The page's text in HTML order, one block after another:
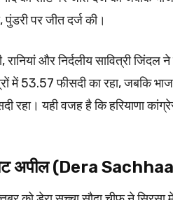
पुंडरी पर जीत दर्ज की।
और निर्दलीय सावित्री
में 53.57 फीसदी का रहा, जबकि
रहा। यही वजह है कि हरियाणा
अपील (Dera